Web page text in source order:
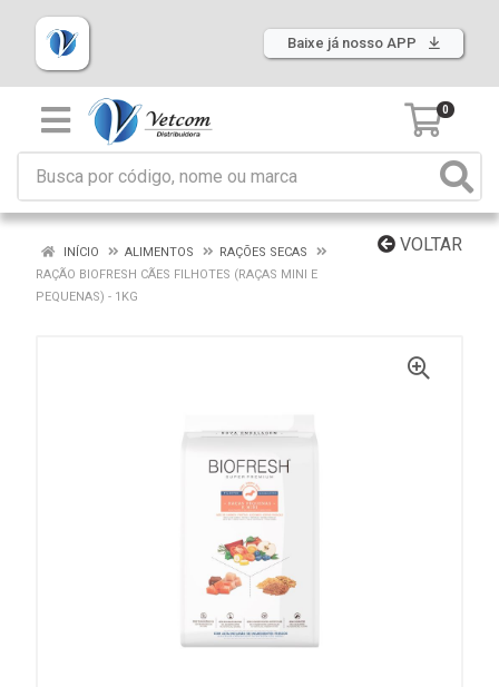
Baixe já nosso APP
0
VOLTAR
INÍCIO ALIMENTOS
RAÇÕES SECAS
RAÇÃO BIOFRESH CÃES FILHOTES (RAÇAS MINI E
PEQUENAS) - 1KG